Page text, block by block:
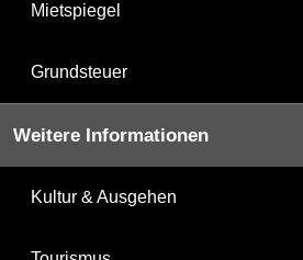
Mietspiegel
Grundsteuer
Weitere Informationen
Kultur & Ausgehen